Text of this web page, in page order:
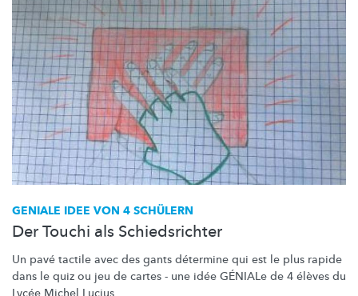
GENIALE IDEE VON 4 SCHÜLERN
Der Touchi als Schiedsrichter
Un pavé tactile avec des gants détermine qui est le plus rapide
dans le quiz ou jeu de cartes - une idée GÉNIALe de 4 élèves du
Lycée Michel Lucius.